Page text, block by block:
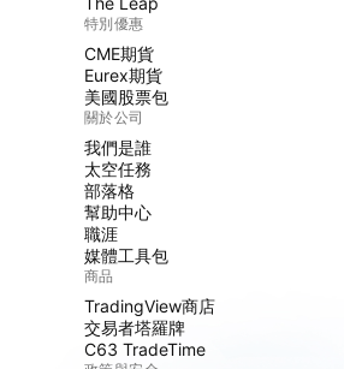
特別優惠
CME期貨
Eurex期貨
美國股票包
關於公司
我們是誰
太空任務
部落格
幫助中心
職涯
媒體工具包
商品
TradingView商店
交易者塔羅牌
C63 TradeTime